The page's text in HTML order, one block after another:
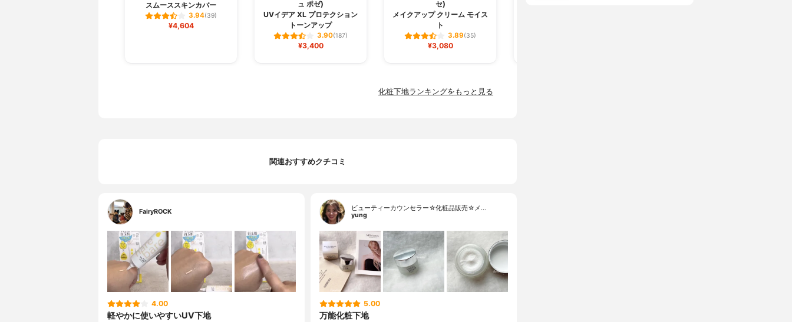
スムーススキンカバー
3.94(39)
¥4,604
ュ ポゼ)
UVイデア XL プロテクション
トーンアップ
3.90(187)
¥3,400
セ)
メイクアップ クリーム モイス
ト
3.89(35)
¥3,080
化粧下地ランキングをもっと見る
関連おすすめクチコミ
FairyROCK
4.00
軽やかに使いやすいUV下地
ビューティーカウンセラー☆化粧品販売☆メ…
yung
5.00
万能化粧下地